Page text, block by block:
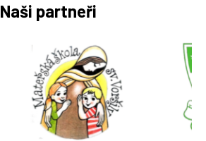
Naši partneři